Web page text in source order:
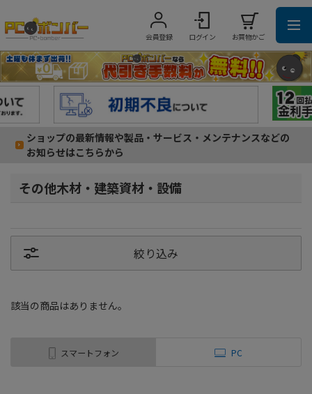
会員登録 ログイン お買物かご
ショップの最新情報や製品・サービス・メンテナンスなどの
お知らせはこちらから
その他木材・建築資材・設備
絞り込み
該当の商品はありません。
スマートフォン PC